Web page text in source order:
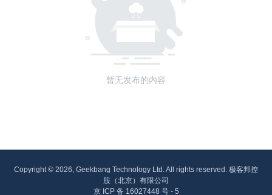
暂无发布的内容
Copyright © 2026, Geekbang Technology Ltd. All rights reserved. 极客邦控
股（北京）有限公司
京 ICP 备 16027448 号 - 5